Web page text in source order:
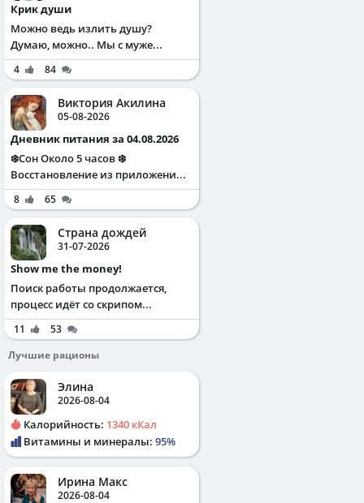
Крик души
Можно ведь излить душу?
Думаю, можно.. Мы с муже...
4 84
Виктория Акилина
05-08-2026
Дневник питания за 04.08.2026
❄️Сон Около 5 часов ❄️
Восстановление из приложени...
8 65
Страна дождей
31-07-2026
Show me the money!
Поиск работы продолжается,
процесс идёт со скрипом...
11
53
Лучшие рационы
Элина
2026-08-04
Калорийность: 1340 кКал
Витамины и минералы: 95%
Ирина Макс
2026-08-04